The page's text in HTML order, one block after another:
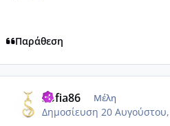
Παράθεση
Sofia86 Μέλη
Δημοσίευση 20 Αυγούστου,